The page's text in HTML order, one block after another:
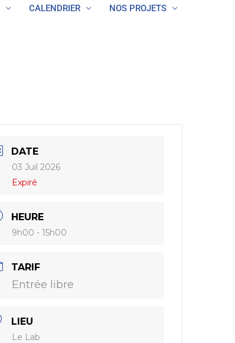
CALENDRIER
NOS PROJETS
DATE
03 Juil 2026
Expiré
HEURE
9h00 - 15h00
TARIF
Entrée libre
LIEU
Le Lab